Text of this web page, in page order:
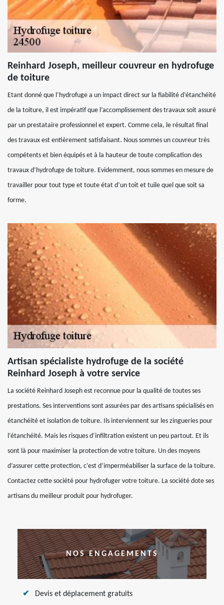
Reinhard Joseph, meilleur couvreur en hydrofuge
de toiture
Etant donné que l’hydrofuge a un impact direct sur la fiabilité d’étanchéité
de la toiture, il est impératif que l’accomplissement des travaux soit assuré
par un prestataire professionnel et expert. Comme cela, le résultat final
des travaux est entièrement satisfaisant. Nous sommes un couvreur très
compétents et bien équipés et à la hauteur de toute complication des
travaux d’hydrofuge de toiture. Evidemment, nous sommes en mesure de
travailler pour tout type et toute état d’un toit et tuile quel que soit sa
forme.
Artisan spécialiste hydrofuge de la société
Reinhard Joseph à votre service
La société Reinhard Joseph est reconnue pour la qualité de toutes ses
prestations. Ses interventions sont assurées par des artisans spécialisés en
étanchéité et isolation de toiture. Ils interviennent sur les zingueries pour
l’étanchéité. Mais les risques d’infiltration existent un peu partout. Et ils
sont là pour maximiser la protection de votre toiture. Un des moyens
d’assurer cette protection, c’est d’imperméabiliser la surface de la toiture.
Contactez cette société pour hydrofuger votre toiture. La société dote ses
artisans du meilleur produit pour hydrofuger.
NOS ENGAGEMENTS
Devis et déplacement gratuits